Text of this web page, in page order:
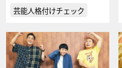
芸能人格付けチェック